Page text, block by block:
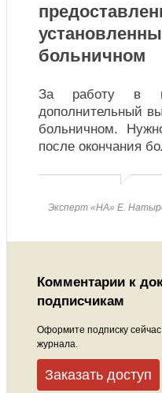
больничном
За работу в
дополнительный
больничном.
после окончания
Эксперт «НА» Е.
Комментарии к
подписчикам
Оформите подписку
журнала.
Заказать доступ